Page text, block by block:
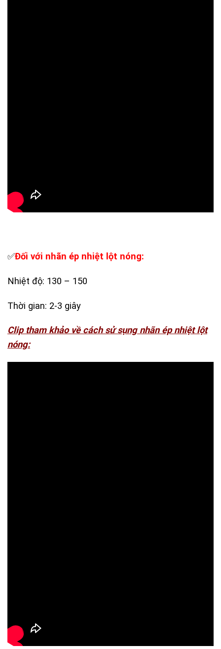
✅Đối với nhãn ép nhiệt lột nóng:
Nhiệt độ: 130 – 150
Thời gian: 2-3 giây
Clip tham khảo về cách sử sụng nhãn ép nhiệt lột
nóng: